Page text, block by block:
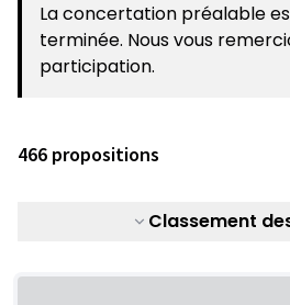
La concertation préalable
terminée. Nous vous
participation.
466 propositions
Classement